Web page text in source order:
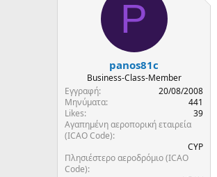
P
panos81c
Business-Class-Member
Εγγραφή
20/08/2008
Μηνύματα
441
Likes
39
Αγαπημένη αεροπορική εταιρεία
(ICAO Code)
CYP
Πλησιέστερο αεροδρόμιο (ICAO
Code)